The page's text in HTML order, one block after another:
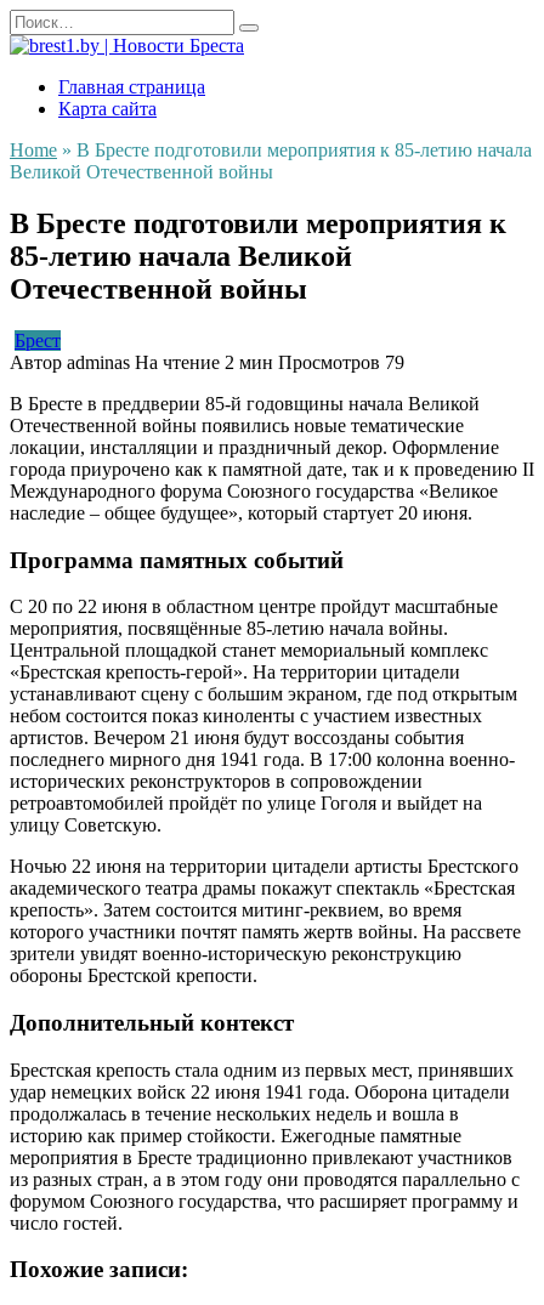
Перейти
к
содержанию
Search
for:
Главная страница
Карта сайта
Home » В Бресте подготовили мероприятия к 85-летию начала
Великой Отечественной войны
В Бресте подготовили мероприятия к
85-летию начала Великой
Отечественной войны
Брест
Автор adminas На чтение 2 мин Просмотров 79
В Бресте в преддверии 85-й годовщины начала Великой
Отечественной войны появились новые тематические
локации, инсталляции и праздничный декор. Оформление
города приурочено как к памятной дате, так и к проведению II
Международного форума Союзного государства «Великое
наследие – общее будущее», который стартует 20 июня.
Программа памятных событий
С 20 по 22 июня в областном центре пройдут масштабные
мероприятия, посвящённые 85-летию начала войны.
Центральной площадкой станет мемориальный комплекс
«Брестская крепость-герой». На территории цитадели
устанавливают сцену с большим экраном, где под открытым
небом состоится показ киноленты с участием известных
артистов. Вечером 21 июня будут воссозданы события
последнего мирного дня 1941 года. В 17:00 колонна военно-
исторических реконструкторов в сопровождении
ретроавтомобилей пройдёт по улице Гоголя и выйдет на
улицу Советскую.
Ночью 22 июня на территории цитадели артисты Брестского
академического театра драмы покажут спектакль «Брестская
крепость». Затем состоится митинг-реквием, во время
которого участники почтят память жертв войны. На рассвете
зрители увидят военно-историческую реконструкцию
обороны Брестской крепости.
Дополнительный контекст
Брестская крепость стала одним из первых мест, принявших
удар немецких войск 22 июня 1941 года. Оборона цитадели
продолжалась в течение нескольких недель и вошла в
историю как пример стойкости. Ежегодные памятные
мероприятия в Бресте традиционно привлекают участников
из разных стран, а в этом году они проводятся параллельно с
форумом Союзного государства, что расширяет программу и
число гостей.
Похожие записи: